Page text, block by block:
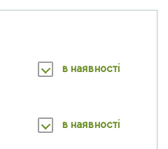
в наявності
в наявності